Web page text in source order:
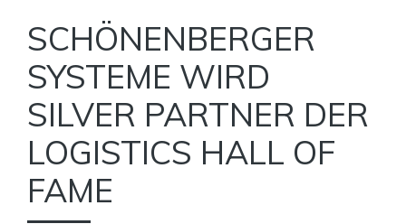
SCHÖNENBERGER
SYSTEME WIRD
SILVER PARTNER DER
LOGISTICS HALL OF
FAME